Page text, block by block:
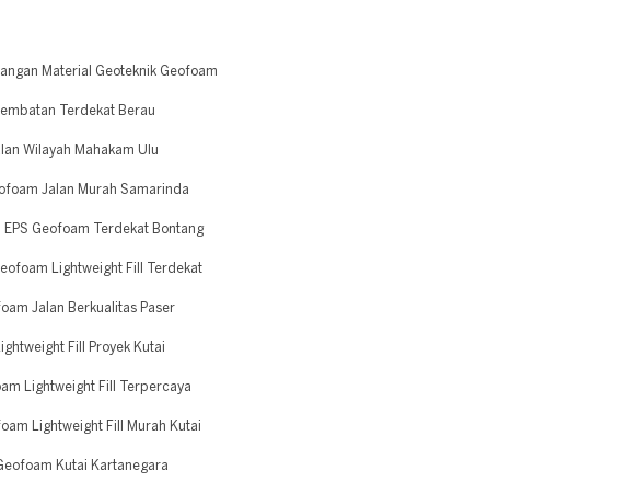
Material Geoteknik Geofoam
Terdekat Berau
Wilayah Mahakam Ulu
Jalan Murah Samarinda
Geofoam Terdekat Bontang
Lightweight Fill Terdekat
Jalan Berkualitas Paser
Fill Proyek Kutai
Lightweight Fill Terpercaya
Lightweight Fill Murah Kutai
Kutai Kartanegara